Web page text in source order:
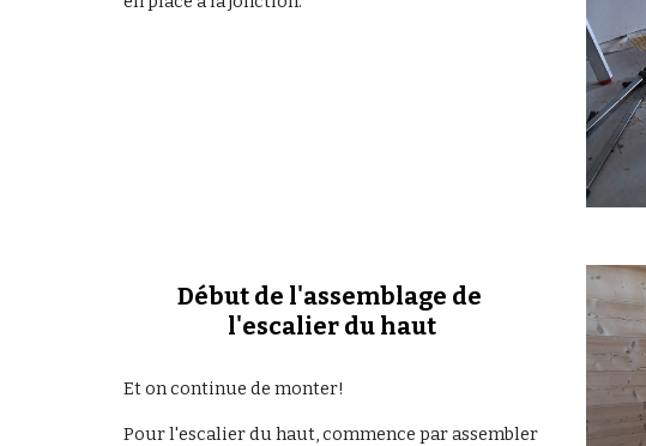
Début de l'assemblage de
l'escalier du haut
Et on continue de monter!
Pour l'escalier du haut, commence par assembler